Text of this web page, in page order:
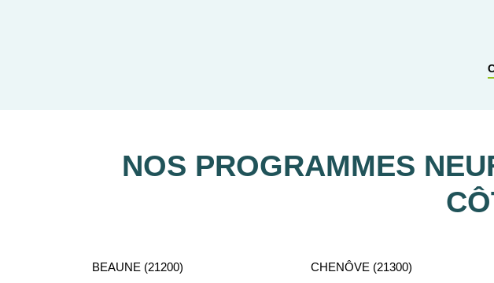
NOS PROGRAMMES
BEAUNE (21200) CHENÔVE (21300)